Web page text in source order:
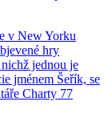
v New Yorku
hry
jednou je
jménem Šeřík, se
Charty 77